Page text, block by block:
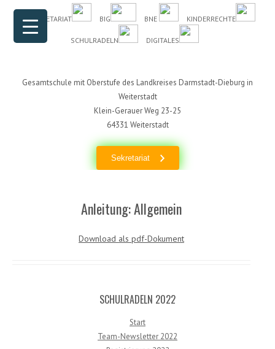
DAS SEKRETARIAT
BIG BNE KINDERRECHTE
SCHULRADELN DIGITALES
Gesamtschule mit Oberstufe des Landkreises Darmstadt-Dieburg in
Weiterstadt
Klein-Gerauer Weg 23-25
64331 Weiterstadt
Sekretariat
Anleitung: Allgemein
Download als pdf-Dokument
SCHULRADELN 2022
Start
Team-Newsletter 2022